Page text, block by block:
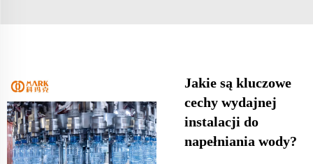
Jakie są kluczowe
cechy wydajnej
instalacji do
napełniania wody?